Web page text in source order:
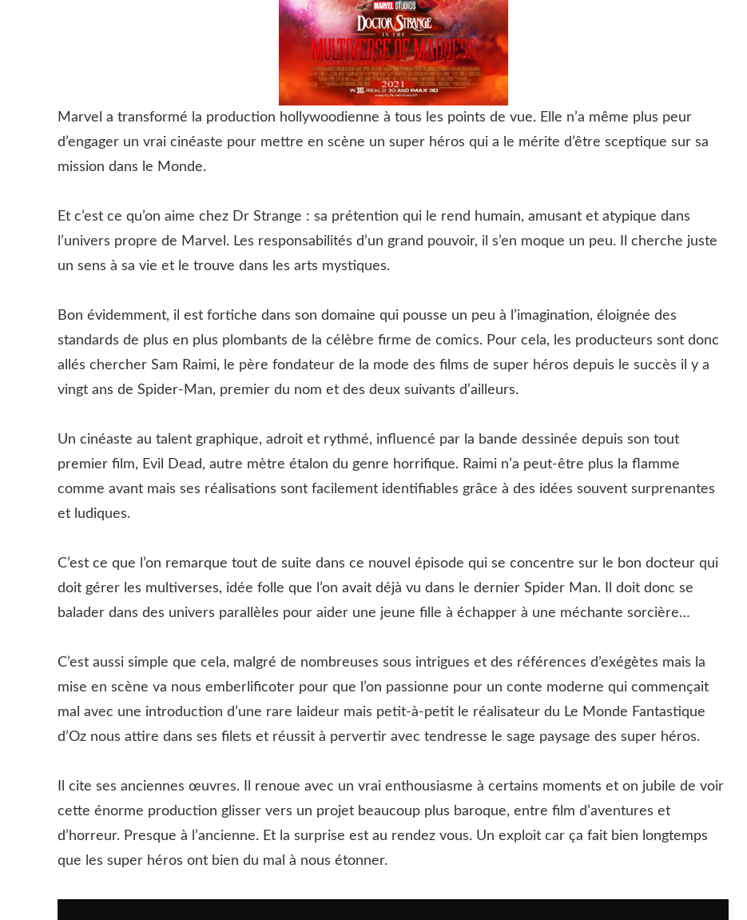
Marvel a transformé la production hollywoodienne à tous les points de vue. Elle n’a même plus peur
d’engager un vrai cinéaste pour mettre en scène un super héros qui a le mérite d’être sceptique sur sa
mission dans le Monde.
Et c’est ce qu’on aime chez Dr Strange : sa prétention qui le rend humain, amusant et atypique dans
l’univers propre de Marvel. Les responsabilités d’un grand pouvoir, il s’en moque un peu. Il cherche juste
un sens à sa vie et le trouve dans les arts mystiques.
Bon évidemment, il est fortiche dans son domaine qui pousse un peu à l’imagination, éloignée des
standards de plus en plus plombants de la célèbre firme de comics. Pour cela, les producteurs sont donc
allés chercher Sam Raimi, le père fondateur de la mode des films de super héros depuis le succès il y a
vingt ans de Spider-Man, premier du nom et des deux suivants d’ailleurs.
Un cinéaste au talent graphique, adroit et rythmé, influencé par la bande dessinée depuis son tout
premier film, Evil Dead, autre mètre étalon du genre horrifique. Raimi n’a peut-être plus la flamme
comme avant mais ses réalisations sont facilement identifiables grâce à des idées souvent surprenantes
et ludiques.
C’est ce que l’on remarque tout de suite dans ce nouvel épisode qui se concentre sur le bon docteur qui
doit gérer les multiverses, idée folle que l’on avait déjà vu dans le dernier Spider Man. Il doit donc se
balader dans des univers parallèles pour aider une jeune fille à échapper à une méchante sorcière…
C’est aussi simple que cela, malgré de nombreuses sous intrigues et des références d’exégètes mais la
mise en scène va nous emberlificoter pour que l’on passionne pour un conte moderne qui commençait
mal avec une introduction d’une rare laideur mais petit-à-petit le réalisateur du Le Monde Fantastique
d’Oz nous attire dans ses filets et réussit à pervertir avec tendresse le sage paysage des super héros.
Il cite ses anciennes œuvres. Il renoue avec un vrai enthousiasme à certains moments et on jubile de voir
cette énorme production glisser vers un projet beaucoup plus baroque, entre film d’aventures et
d’horreur. Presque à l’ancienne. Et la surprise est au rendez vous. Un exploit car ça fait bien longtemps
que les super héros ont bien du mal à nous étonner.